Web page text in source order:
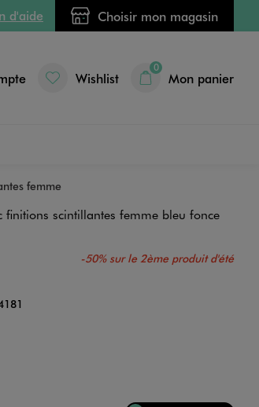
d'aide Choisir mon magasin
Wishlist
0
Mon panier
femme
finitions scintillantes femme bleu fonce
-50% sur le 2ème produit d'été